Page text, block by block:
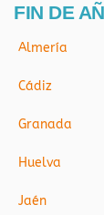
FIN DE
Almería
Cádiz
Granada
Huelva
Jaén